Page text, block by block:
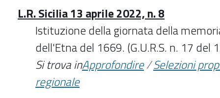
L.R. Sicilia 13 aprile 2022, n. 8
Istituzione della giornata della
dell'Etna del 1669. (G.U.R.S. n. 17
Si trova inApprofondire/Selezioni
regionale